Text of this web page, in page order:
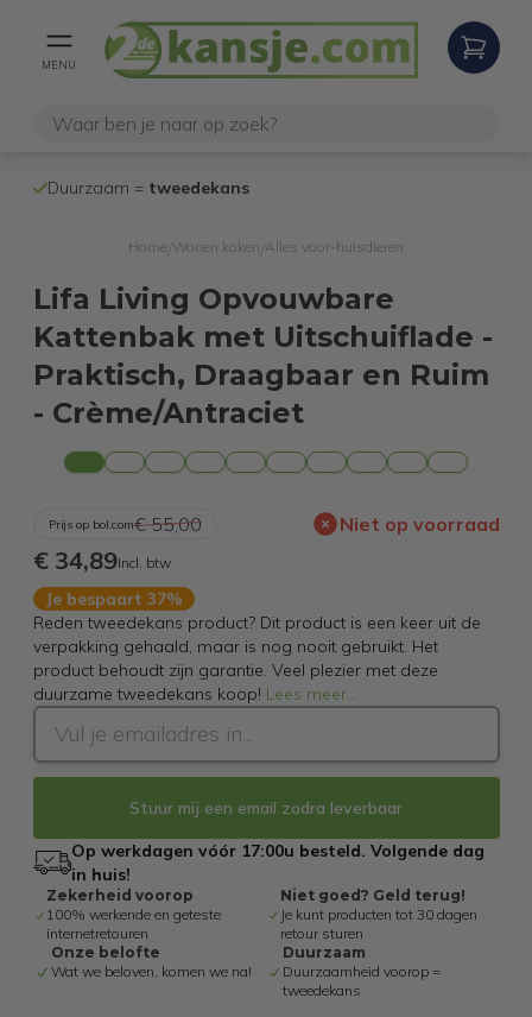
MENU
Duurzaam = tweedekans
Home Wonen koken Alles voor-huisdieren
Lifa Living Opvouwbare
Kattenbak met Uitschuiflade -
Praktisch, Draagbaar en Ruim
- Crème/Antraciet
Prijs op bol.com€ 55,00 Niet op voorraad
€ 34,89Incl. btw
Je bespaart 37%
Reden tweedekans product? Dit product is een keer uit de
verpakking gehaald, maar is nog nooit gebruikt. Het
product behoudt zijn garantie. Veel plezier met deze
duurzame tweedekans koop! Lees meer...
Stuur mij een email zodra leverbaar
Op werkdagen vóór 17:00u besteld. Volgende dag
in huis!
Zekerheid voorop
100% werkende en geteste
internetretouren
Niet goed? Geld terug!
Je kunt producten tot 30 dagen
retour sturen
Onze belofte
Wat we beloven, komen we na!
Duurzaam
Duurzaamheid voorop =
tweedekans